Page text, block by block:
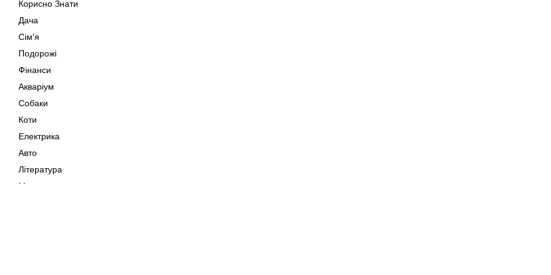
Корисно Знати
Дача
Сім'я
Подорожі
Фінанси
Акваріум
Собаки
Коти
Електрика
Авто
Література
Музика